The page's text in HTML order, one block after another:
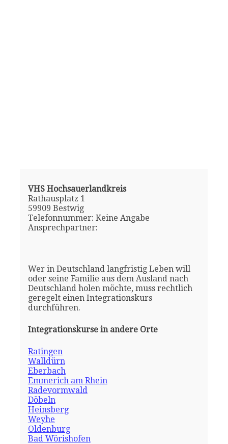
VHS Hochsauerlandkreis
Rathausplatz 1
59909 Bestwig
Telefonnummer: Keine Angabe
Ansprechpartner:
Wer in Deutschland langfristig Leben will
oder seine Familie aus dem Ausland nach
Deutschland holen möchte, muss rechtlich
geregelt einen Integrationskurs
durchführen.
Integrationskurse in andere Orte
Ratingen
Walldürn
Eberbach
Emmerich am Rhein
Radevormwald
Döbeln
Heinsberg
Weyhe
Oldenburg
Bad Wörishofen